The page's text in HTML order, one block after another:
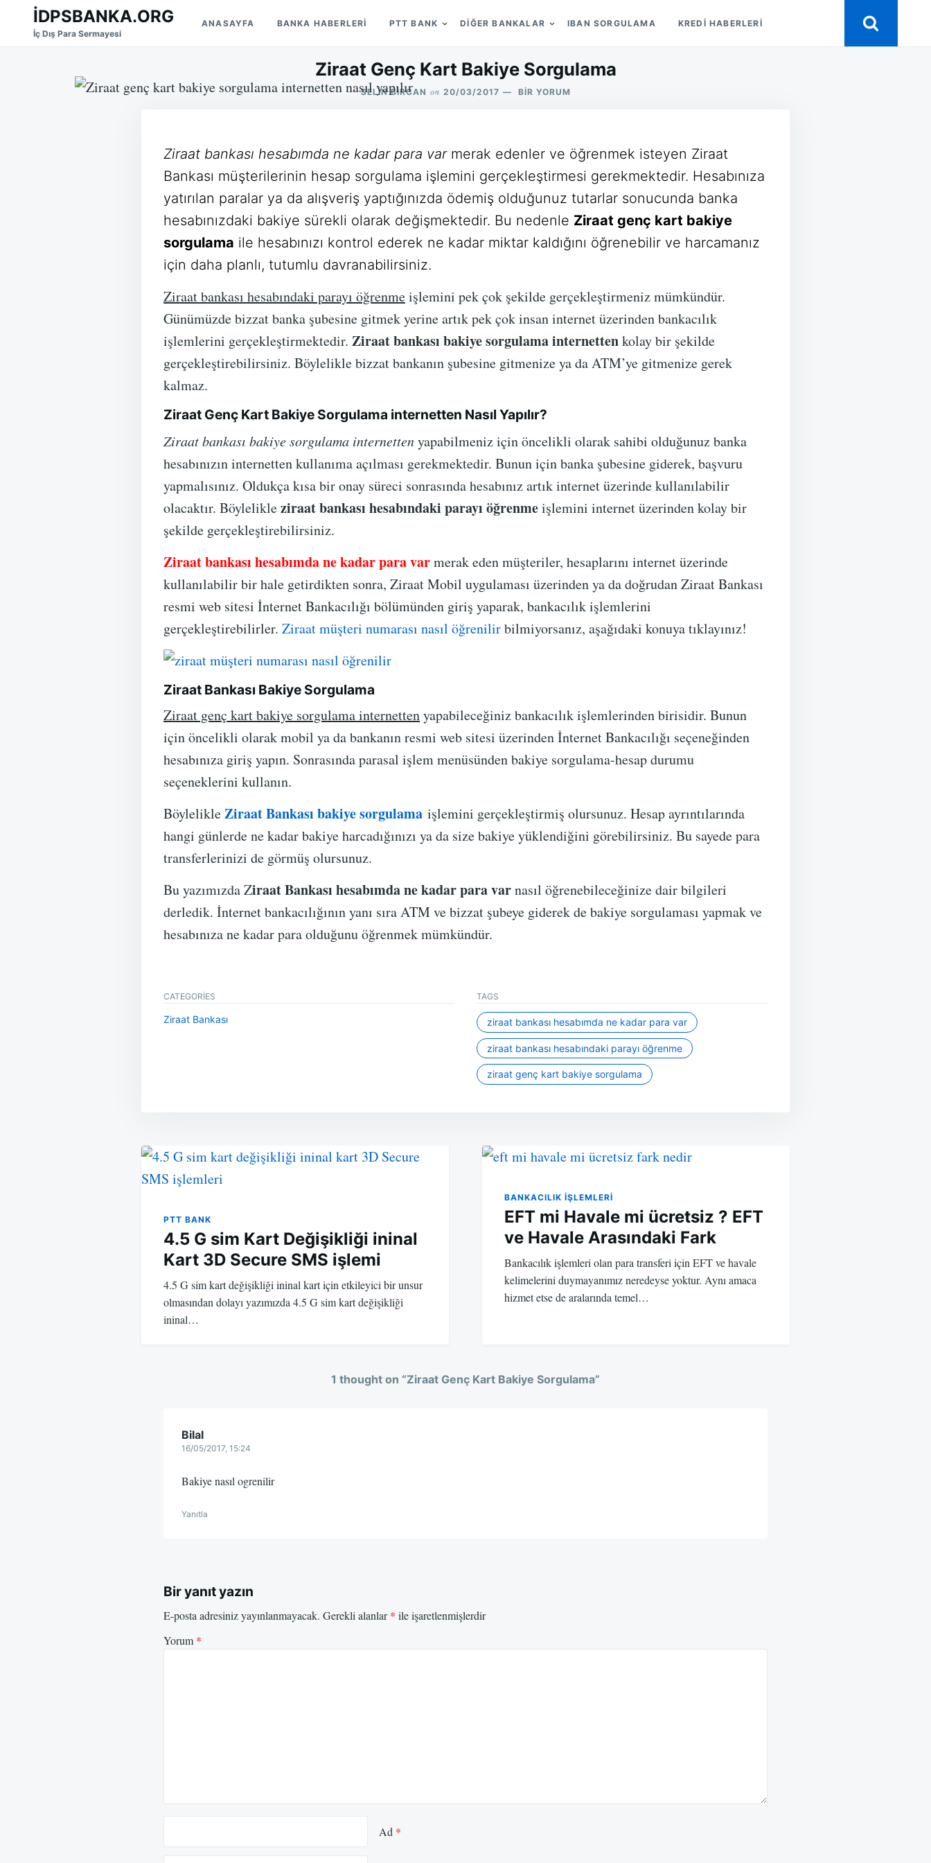
Search
for:
İDPSBANKA.ORG
İç Dış Para Sermayesi
ANASAYFA BANKA HABERLERI PTT BANK DIĞER BANKALAR IBAN SORGULAMA KREDI HABERLERI
Ziraat Genç Kart Bakiye Sorgulama
SELIN BIRCAN on 20/03/2017
ZIRAAT
IÇIN
BIR YORUM
Ziraat bankası hesabımda ne kadar para varmerak edenler ve öğrenmek isteyen Ziraat
Bankası müşterilerinin hesap sorgulama işlemini gerçekleştirmesi gerekmektedir. Hesabınıza
yatırılan paralar ya da alışveriş yaptığınızda ödemiş olduğunuz tutarlar sonucunda banka
hesabınızdaki bakiye sürekli olarak değişmektedir. Bu nedenle Ziraat genç kart bakiye
sorgulama ile hesabınızı kontrol ederek ne kadar miktar kaldığını öğrenebilir ve harcamanız
için daha planlı, tutumlu davranabilirsiniz.
Ziraat bankası hesabındaki parayı öğrenmeişlemini pek çok şekilde gerçekleştirmeniz mümkündür.
Günümüzde bizzat banka şubesine gitmek yerine artık pek çok insan internet üzerinden bankacılık
işlemlerini gerçekleştirmektedir. Ziraat bankası bakiye sorgulama internettenkolay bir şekilde
gerçekleştirebilirsiniz. Böylelikle bizzat bankanın şubesine gitmenize ya da ATM’ye gitmenize gerek
kalmaz.
Ziraat Genç Kart Bakiye Sorgulama internetten Nasıl Yapılır?
Ziraat bankası bakiye sorgulama internettenyapabilmeniz için öncelikli olarak sahibi olduğunuz banka
hesabınızın internetten kullanıma açılması gerekmektedir. Bunun için banka şubesine giderek, başvuru
yapmalısınız. Oldukça kısa bir onay süreci sonrasında hesabınız artık internet üzerinde kullanılabilir
olacaktır. Böylelikleziraat bankası hesabındaki parayı öğrenmeişlemini internet üzerinden kolay bir
şekilde gerçekleştirebilirsiniz.
Ziraat bankası hesabımda ne kadar para varmerak eden müşteriler, hesaplarını internet üzerinde
kullanılabilir bir hale getirdikten sonra, Ziraat Mobil uygulaması üzerinden ya da doğrudan Ziraat Bankası
resmi web sitesi İnternet Bankacılığı bölümünden giriş yaparak, bankacılık işlemlerini
gerçekleştirebilirler. Ziraat müşteri numarası nasıl öğrenilirbilmiyorsanız, aşağıdaki konuya tıklayınız!
Ziraat Bankası Bakiye Sorgulama
Ziraat genç kart bakiye sorgulama internettenyapabileceğiniz bankacılık işlemlerinden birisidir. Bunun
için öncelikli olarak mobil ya da bankanın resmi web sitesi üzerinden İnternet Bankacılığı seçeneğinden
hesabınıza giriş yapın. Sonrasında parasal işlem menüsünden bakiye sorgulama-hesap durumu
seçeneklerini kullanın.
BöylelikleZiraat Bankası bakiye sorgulama işlemini gerçekleştirmiş olursunuz. Hesap ayrıntılarında
hangi günlerde ne kadar bakiye harcadığınızı ya da size bakiye yüklendiğini görebilirsiniz. Bu sayede para
transferlerinizi de görmüş olursunuz.
Bu yazımızda Ziraat Bankası hesabımda ne kadar para varnasıl öğrenebileceğinize dair bilgileri
derledik. İnternet bankacılığının yanı sıra ATM ve bizzat şubeye giderek de bakiye sorgulaması yapmak ve
hesabınıza ne kadar para olduğunu öğrenmek mümkündür.
CATEGORIES
Ziraat Bankası
TAGS
ziraat bankası hesabımda ne kadar para var
ziraat bankası hesabındaki parayı öğrenme
ziraat genç kart bakiye sorgulama
gezinmesi
PTT BANK
4.5 G sim Kart Değişikliği ininal
Kart 3D Secure SMS işlemi
4.5 G sim kart değişikliği ininal kart için etkileyici bir unsur
olmasından dolayı yazımızda 4.5 G sim kart değişikliği
ininal…
BANKACILIK IŞLEMLERI
EFT mi Havale mi ücretsiz ? EFT
ve Havale Arasındaki Fark
Bankacılık işlemleri olan para transferi için EFT ve havale
kelimelerini duymayanımız neredeyse yoktur. Aynı amaca
hizmet etse de aralarında temel…
1 thought on “Ziraat Genç Kart Bakiye Sorgulama”
Bilal
16/05/2017, 15:24
Bakiye nasıl ogrenilir
Yanıtla
Bir yanıt yazın
E-posta adresiniz yayınlanmayacak. Gerekli alanlar* ile işaretlenmişlerdir
Yorum *
Ad *